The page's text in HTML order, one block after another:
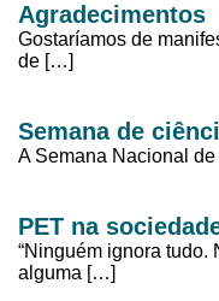
Agradecimentos
Gostaríamos de
de […]
Semana de
A Semana Nacional
PET na
“Ninguém ignora tudo.
alguma […]